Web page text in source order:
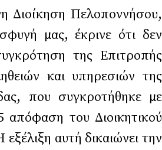
Διοίκηση Πελοποννήσου,
μας, έκρινε ότι δεν
της Επιτροπής
και υπηρεσιών της
που συγκροτήθηκε με
απόφαση του Διοικητικού
αυτή δικαιώνει την